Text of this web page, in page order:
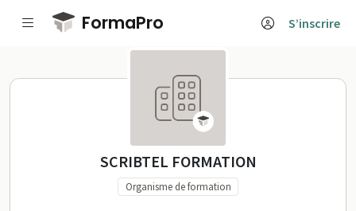
Passer au contenu principal
FormaPro S’inscrire
SCRIBTEL FORMATION
SCRIBTEL FORMATION
Organisme de formation